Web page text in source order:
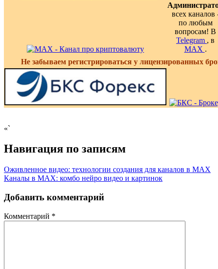
всех каналов
по любым
вопросам! В
Telegram , в
MAX .
Не забываем регистрироваться у лицензированных
«`
Навигация по записям
Оживленное видео: технологии создания для каналов в MAX
Каналы в MAX: комбо нейро видео и картинок
Добавить комментарий
Комментарий *